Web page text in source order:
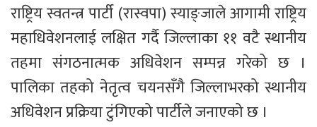
राष्ट्रिय स्वतन्त्र पार्टी (रास्वपा) स्याङ्जाले आगामी राष्ट्रिय
महाधिवेशनलाई लक्षित गर्दै जिल्लाका ११ वटै स्थानीय
तहमा संगठनात्मक अधिवेशन सम्पन्न गरेको छ ।
पालिका तहको नेतृत्व चयनसँगै जिल्लाभरको स्थानीय
अधिवेशन प्रक्रिया टुंगिएको पार्टीले जनाएको छ ।